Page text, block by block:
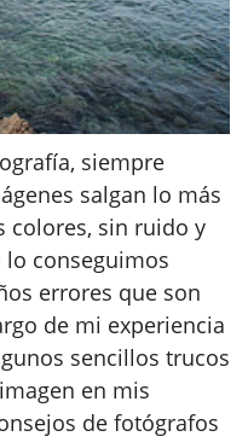
siempre
salgan lo más
colores, sin ruido y
lo conseguimos
errores que son
de mi experiencia
sencillos trucos
en mis
de fotógrafos